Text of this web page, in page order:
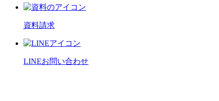
資料請求
LINEお問い合わせ